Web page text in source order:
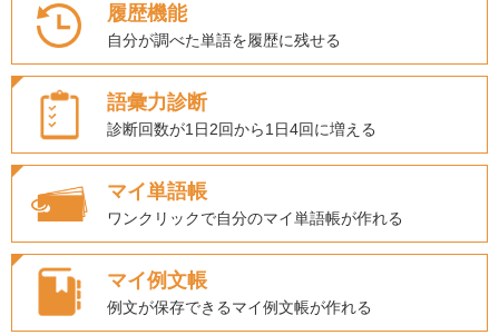
履歴機能
自分が調べた単語を履歴に残せる
語彙力診断
診断回数が1日2回から1日4回に増える
マイ単語帳
ワンクリックで自分のマイ単語帳が作れる
マイ例文帳
例文が保存できるマイ例文帳が作れる